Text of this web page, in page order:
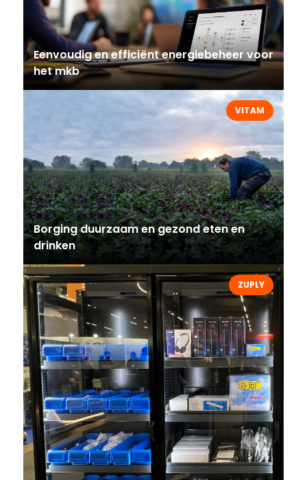
Eenvoudig en efficiënt energiebeheer voor
het mkb
VITAM
Borging duurzaam en gezond eten en
drinken
ZUPLY